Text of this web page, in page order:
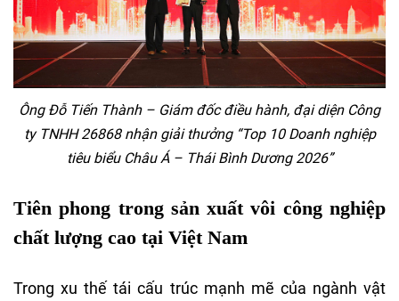
Ông Đỗ Tiến Thành – Giám đốc điều hành, đại diện Công
ty TNHH 26868 nhận giải thưởng “Top 10 Doanh nghiệp
tiêu biểu Châu Á – Thái Bình Dương 2026”
Tiên phong trong sản xuất vôi công nghiệp
chất lượng cao tại Việt Nam
Trong xu thế tái cấu trúc mạnh mẽ của ngành vật